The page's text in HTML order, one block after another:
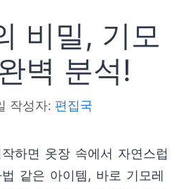
비밀, 기모
벽 분석!
작성자: 편집국
하면 옷장 속에서 자연스럽
같은 아이템, 바로 기모레